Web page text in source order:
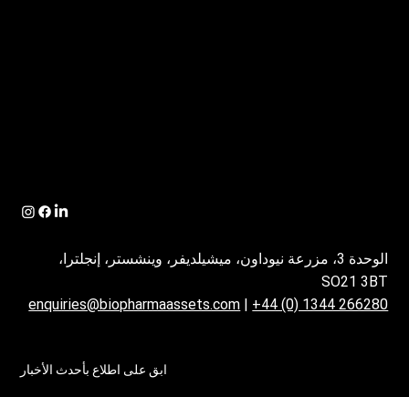
الوحدة 3، مزرعة نيوداون، ميشيلديفر، وينشستر، إنجلترا،
SO21 3BT
enquiries@biopharmaassets.com | +44 (0) 1344 266280
ابق على اطلاع بأحدث الأخبار